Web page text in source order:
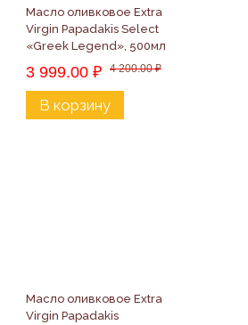
Масло оливковое Extra
Virgin Papadakis Select
«Greek Legend», 500мл
3 999.00 ₽ 4 200.00₽
В корзину
Масло оливковое Extra
Virgin Papadakis